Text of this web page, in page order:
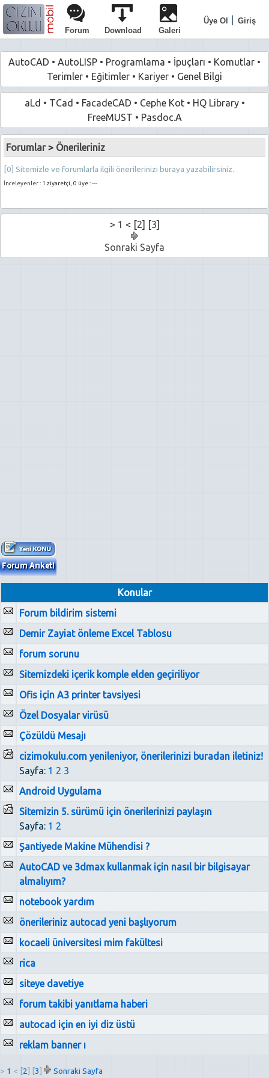
Üye Ol
Giriş
Forum
Download Galeri
AutoCAD • AutoLISP • Programlama • İpuçları • Komutlar •
Terimler • Eğitimler • Kariyer • Genel Bilgi
aLd • TCad • FacadeCAD • Cephe Kot• HQ Library•
FreeMUST • Pasdoc.A
Forumlar> Önerileriniz
[0] Sitemizle ve forumlarla ilgili önerilerinizi buraya yazabilirsiniz.
İnceleyenler : 1 ziyaretçi, 0 üye : ---
> 1 < [2] [3]
Sonraki Sayfa
Konular
Forum bildirim sistemi
Demir Zayiat önleme Excel Tablosu
forum sorunu
Sitemizdeki içerik komple elden geçiriliyor
Ofis için A3 printer tavsiyesi
Özel Dosyalar virüsü
Çözüldü Mesajı
cizimokulu.com yenileniyor, önerilerinizi buradan iletiniz!
Sayfa: 1 2 3
Android Uygulama
Sitemizin 5. sürümü için önerilerinizi paylaşın
Sayfa: 1 2
Şantiyede Makine Mühendisi ?
AutoCAD ve 3dmax kullanmak için nasıl bir bilgisayar
almalıyım?
notebook yardım
önerileriniz autocad yeni başlıyorum
kocaeli üniversitesi mim fakültesi
rica
siteye davetiye
forum takibi yanıtlama haberi
autocad için en iyi diz üstü
reklam banner ı
> 1 < [2] [3] Sonraki Sayfa